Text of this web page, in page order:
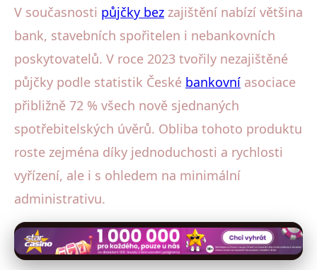
V současnosti půjčky bez zajištění nabízí většina
bank, stavebních spořitelen i nebankovních
poskytovatelů. V roce 2023 tvořily nezajištěné
půjčky podle statistik České bankovní asociace
přibližně 72 % všech nově sjednaných
spotřebitelských úvěrů. Obliba tohoto produktu
roste zejména díky jednoduchosti a rychlosti
vyřízení, ale i s ohledem na minimální
administrativu.